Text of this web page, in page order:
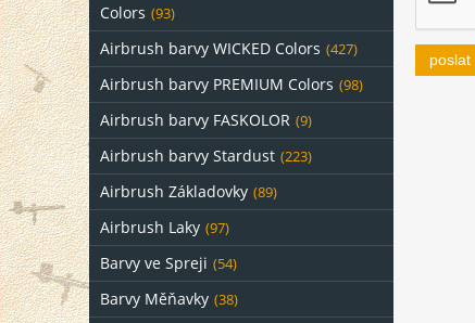
Colors (93)
Airbrush barvy WICKED Colors (427)
Airbrush barvy PREMIUM Colors (98)
Airbrush barvy FASKOLOR (9)
Airbrush barvy Stardust (223)
Airbrush Základovky (89)
Airbrush Laky (97)
Barvy ve Spreji (54)
Barvy Měňavky (38)
poslat